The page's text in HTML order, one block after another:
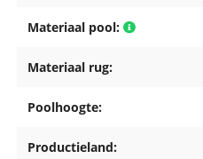
Materiaal pool:
Materiaal rug:
Poolhoogte:
Productieland: